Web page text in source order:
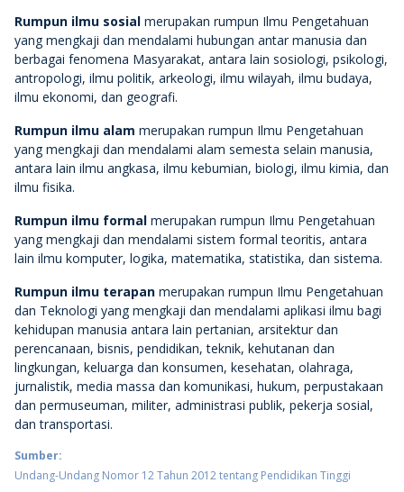
Rumpun ilmu sosial merupakan rumpun Ilmu Pengetahuan
yang mengkaji dan mendalami hubungan antar manusia dan
berbagai fenomena Masyarakat, antara lain sosiologi, psikologi,
antropologi, ilmu politik, arkeologi, ilmu wilayah, ilmu budaya,
ilmu ekonomi, dan geografi.
Rumpun ilmu alam merupakan rumpun Ilmu Pengetahuan
yang mengkaji dan mendalami alam semesta selain manusia,
antara lain ilmu angkasa, ilmu kebumian, biologi, ilmu kimia, dan
ilmu fisika.
Rumpun ilmu formal merupakan rumpun Ilmu Pengetahuan
yang mengkaji dan mendalami sistem formal teoritis, antara
lain ilmu komputer, logika, matematika, statistika, dan sistema.
Rumpun ilmu terapan merupakan rumpun Ilmu Pengetahuan
dan Teknologi yang mengkaji dan mendalami aplikasi ilmu bagi
kehidupan manusia antara lain pertanian, arsitektur dan
perencanaan, bisnis, pendidikan, teknik, kehutanan dan
lingkungan, keluarga dan konsumen, kesehatan, olahraga,
jurnalistik, media massa dan komunikasi, hukum, perpustakaan
dan permuseuman, militer, administrasi publik, pekerja sosial,
dan transportasi.
Sumber:
Undang-Undang Nomor 12 Tahun 2012 tentang Pendidikan Tinggi